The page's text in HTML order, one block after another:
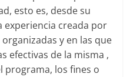
esto es, desde su
experiencia creada por
y en las que
efectivas de la misma ,
programa, los fines o